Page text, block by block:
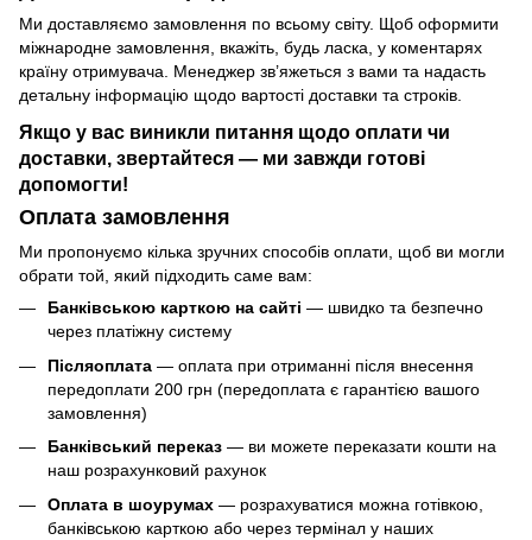
Ми доставляємо замовлення по всьому світу. Щоб оформити
міжнародне замовлення, вкажіть, будь ласка, у коментарях
країну отримувача. Менеджер зв’яжеться з вами та надасть
детальну інформацію щодо вартості доставки та строків.
Якщо у вас виникли питання щодо оплати чи
доставки, звертайтеся — ми завжди готові
допомогти!
Оплата замовлення
Ми пропонуємо кілька зручних способів оплати, щоб ви могли
обрати той, який підходить саме вам:
Банківською карткою на сайті — швидко та безпечно
через платіжну систему
Післяоплата — оплата при отриманні після внесення
передоплати 200 грн (передоплата є гарантією вашого
замовлення)
Банківський переказ — ви можете переказати кошти на
наш розрахунковий рахунок
Оплата в шоурумах — розрахуватися можна готівкою,
банківською карткою або через термінал у наших